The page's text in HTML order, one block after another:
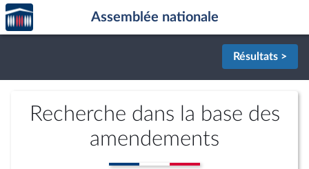
Aller au contenu
Aller en bas de la page
Accèder
à la
page
Assemblée nationale
Résultats >
Recherche dans la base des
amendements